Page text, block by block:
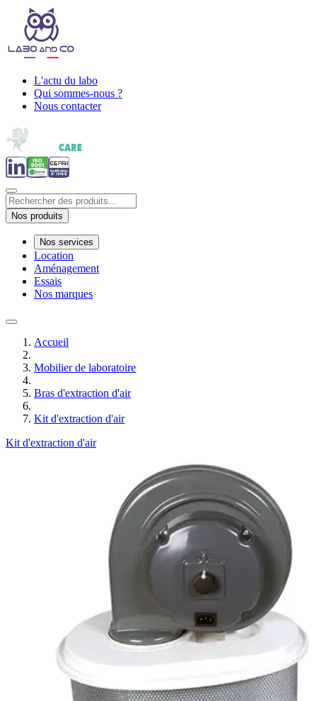
L'actu du labo
Qui sommes-nous ?
Nous contacter
Nos produits
Nos services
Location
Aménagement
Essais
Nos marques
Accueil
Mobilier de laboratoire
Bras d'extraction d'air
Kit d'extraction d'air
Kit d'extraction d'air